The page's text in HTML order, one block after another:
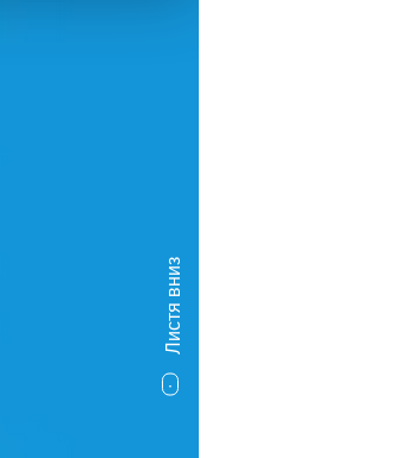
Листя вниз